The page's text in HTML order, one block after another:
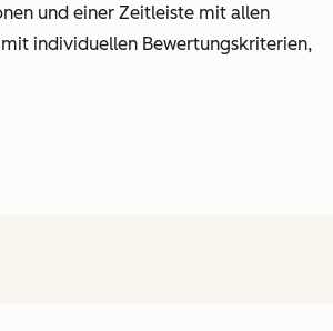
und einer Zeitleiste mit allen
individuellen Bewertungskriterien,